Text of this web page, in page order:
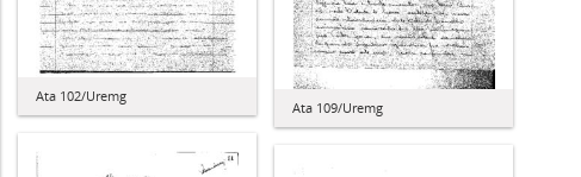
Ata 102/Uremg
Ata 109/Uremg